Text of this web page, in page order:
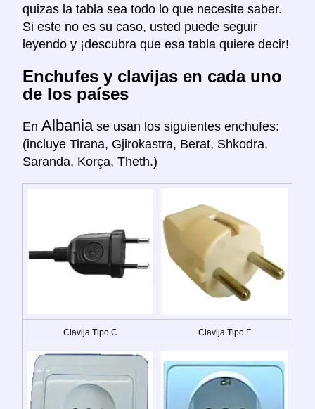
quizas la tabla sea todo lo que necesite saber.
Si este no es su caso, usted puede seguir
leyendo y ¡descubra que esa tabla quiere decir!
Enchufes y clavijas en cada uno
de los países
En Albania se usan los siguientes enchufes:
(incluye Tirana, Gjirokastra, Berat, Shkodra,
Saranda, Korça, Theth.)
Clavija Tipo C Clavija Tipo F